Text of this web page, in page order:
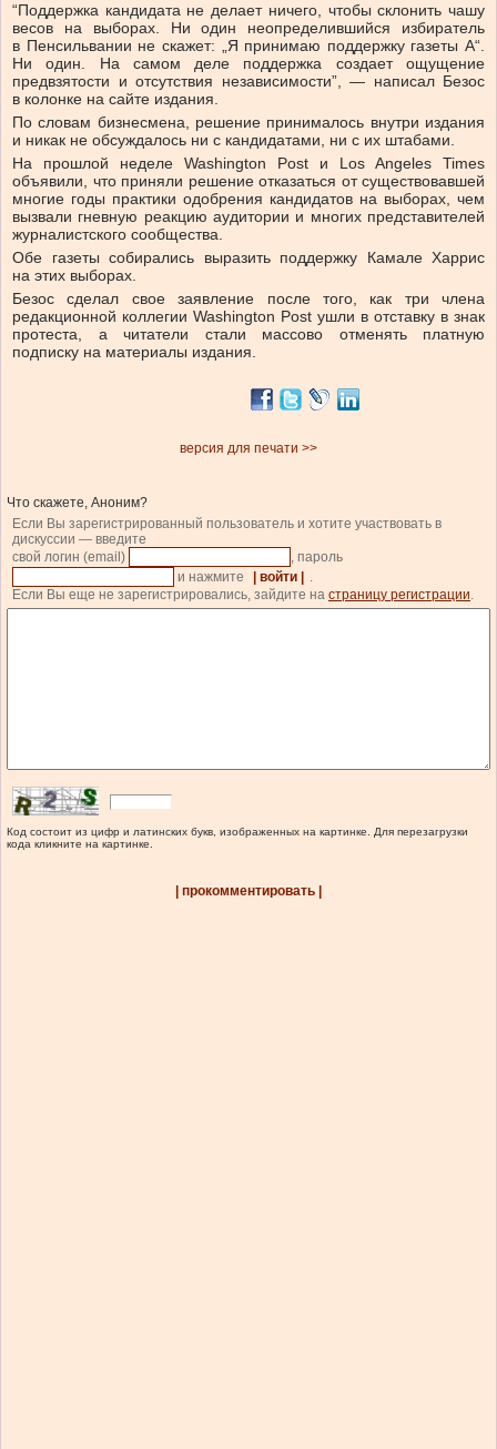
“Поддержка кандидата не делает ничего, чтобы склонить чашу
весов на выборах. Ни один неопределившийся избиратель
в Пенсильвании не скажет: „Я принимаю поддержку газеты А“.
Ни один. На самом деле поддержка создает ощущение
предвзятости и отсутствия независимости”, — написал Безос
в колонке на сайте издания.
По словам бизнесмена, решение принималось внутри издания
и никак не обсуждалось ни с кандидатами, ни с их штабами.
На прошлой неделе Washington Post и Los Angeles Times
объявили, что приняли решение отказаться от существовавшей
многие годы практики одобрения кандидатов на выборах, чем
вызвали гневную реакцию аудитории и многих представителей
журналистского сообщества.
Обе газеты собирались выразить поддержку Камале Харрис
на этих выборах.
Безос сделал свое заявление после того, как три члена
редакционной коллегии Washington Post ушли в отставку в знак
протеста, а читатели стали массово отменять платную
подписку на материалы издания.
версия для печати >>
Что скажете, Аноним?
Если Вы зарегистрированный пользователь и хотите участвовать в
дискуссии — введите
свой логин (email)
, пароль
и нажмите
| войти |
.
Если Вы еще не зарегистрировались, зайдите на страницу регистрации.
Код состоит из цифр и латинских букв, изображенных на картинке. Для перезагрузки
кода кликните на картинке.
| прокомментировать |